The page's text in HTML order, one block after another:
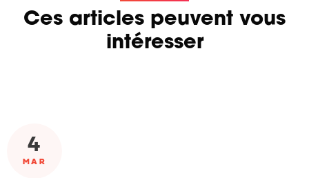
Ces articles peuvent vous
intéresser
4
MAR